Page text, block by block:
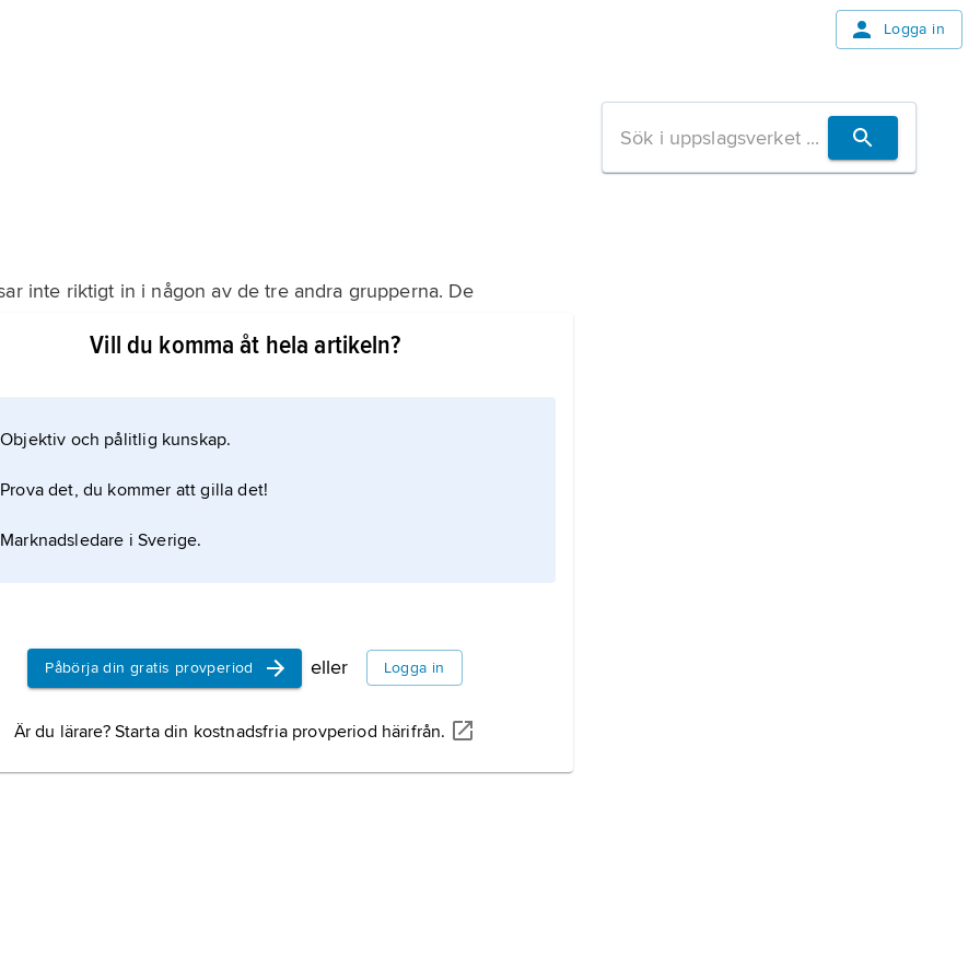
Logga in
inte riktigt in i någon av de tre andra grupperna. De
är den allra sista pjäsen som heter
kan förlåta varandra, försonas och bli vänner.
Vill du komma åt hela artikeln?
Objektiv och pålitlig kunskap.
Prova det, du kommer att gilla det!
Marknadsledare i Sverige.
Påbörja din gratis provperiod eller Logga in
Är du lärare? Starta din kostnadsfria provperiod härifrån.